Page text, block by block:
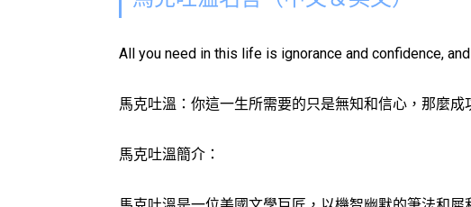
All you need in this life is ignorance and confidence,
馬克吐溫：你這一生所需要的只是無知和信心，那麼成
馬克吐溫簡介：